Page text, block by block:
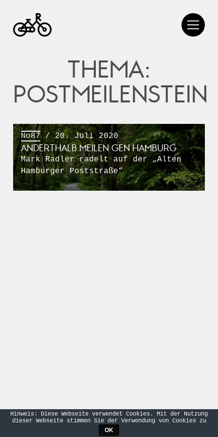
THEMA:
POSTMEILENSTEIN
No87/ 20. Juli 2020
ANDERTHALB MEILEN GEN HAMBURG
Mark Radler radelt auf der „Alten
Hamburger Poststraße“
Hinweis: Diese Webseite verwendet Cookies. Mit der Nutzung
dieser Webseite stimmen Sie der Verwendung von Cookies zu
OK